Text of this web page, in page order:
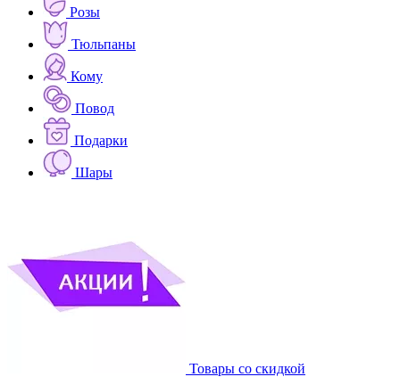
Розы
Тюльпаны
Кому
Повод
Подарки
Шары
Товары со скидкой